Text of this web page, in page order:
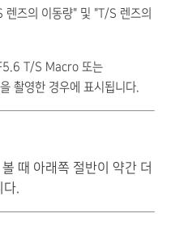
즈의 이동량" 및 "T/S 렌즈의
T/S Macro 또는
촬영한 경우에 표시됩니다.
때 아래쪽 절반이 약간 더
다.